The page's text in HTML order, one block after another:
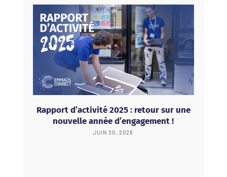
Rapport d’activité 2025 : retour sur une
nouvelle année d’engagement !
JUIN 30, 2026